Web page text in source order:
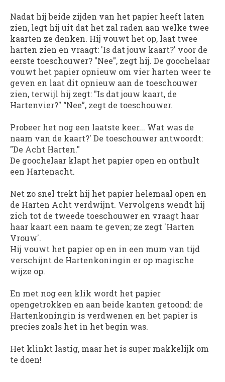
Nadat hij beide zijden van het papier heeft laten
zien, legt hij uit dat het zal raden aan welke twee
kaarten ze denken. Hij vouwt het op, laat twee
harten zien en vraagt: 'Is dat jouw kaart?' voor de
eerste toeschouwer? "Nee", zegt hij. De goochelaar
vouwt het papier opnieuw om vier harten weer te
geven en laat dit opnieuw aan de toeschouwer
zien, terwijl hij zegt: "Is dat jouw kaart, de
Hartenvier?" “Nee”, zegt de toeschouwer.
Probeer het nog een laatste keer... Wat was de
naam van de kaart?' De toeschouwer antwoordt:
"De Acht Harten."
De goochelaar klapt het papier open en onthult
een Hartenacht.
Net zo snel trekt hij het papier helemaal open en
de Harten Acht verdwijnt. Vervolgens wendt hij
zich tot de tweede toeschouwer en vraagt ​​haar
haar kaart een naam te geven; ze zegt 'Harten
Vrouw'.
Hij vouwt het papier op en in een mum van tijd
verschijnt de Hartenkoningin er op magische
wijze op.
En met nog een klik wordt het papier
opengetrokken en aan beide kanten getoond: de
Hartenkoningin is verdwenen en het papier is
precies zoals het in het begin was.
Het klinkt lastig, maar het is super makkelijk om
te doen!